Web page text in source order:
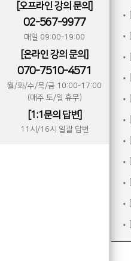
[오프라인 강의 문의]
02-567-9977
매일 09:00-19:00
[온라인 강의 문의]
070-7510-4571
월/화/수/목/금 10:00-17:00
(매주 토/일 휴무)
[1:1문의 답변]
11시/16시 일괄 답변